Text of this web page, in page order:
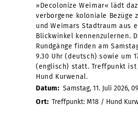
»Decolonize Weimar« lädt
verborgene koloniale Bezüge
und Weimars Stadtraum aus
Blickwinkel kennenzulernen.
Rundgänge finden am
9.30 Uhr (deutsch) sowie um
(englisch) statt. Treffpunkt ist
Hund Kurwenal.
Datum: Samstag, 11. Juli 2026,
Ort: Treffpunkt: M18 / Hund